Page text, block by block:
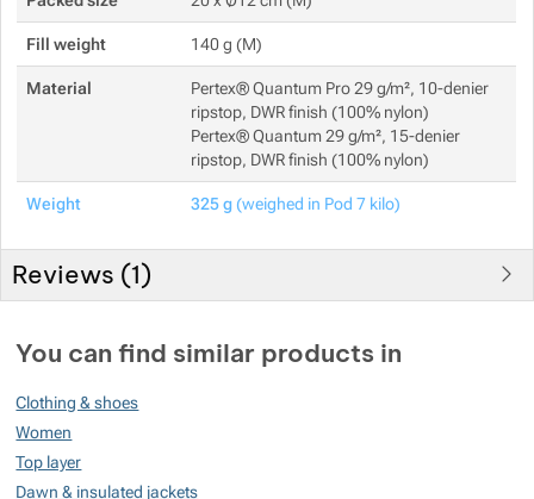
Fill weight 140 g (M)
Material
Pertex® Quantum Pro 29 g/m², 10-denier
ripstop, DWR finish (100% nylon)
Pertex® Quantum 29 g/m², 15-denier
ripstop, DWR finish (100% nylon)
Weight 325 g(weighed in Pod 7 kilo)
Reviews (1)
100%
You can find similar products in
Clothing & shoes
Women
Top layer
Dawn & insulated jackets